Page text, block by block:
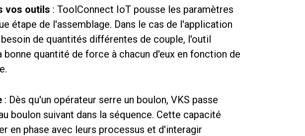
vos outils : ToolConnect IoT pousse les paramètres
étape de l'assemblage. Dans le cas de l'application
de quantités différentes de couple, l'outil
quantité de force à chacun d'eux en fonction de
: Dès qu'un opérateur serre un boulon, VKS passe
boulon suivant dans la séquence. Cette capacité
en phase avec leurs processus et d'interagir